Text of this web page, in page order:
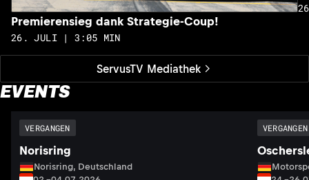
ServusTV Mediathek
Premierensieg dank Strategie-Coup!
26. JULI | 3:05 MIN
EVENTS
VERGANGEN
Norisring
Norisring, Deutschland
VERGANGEN